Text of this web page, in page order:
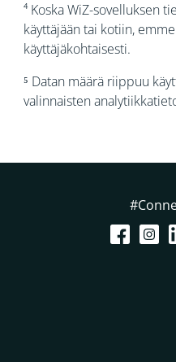
⁴ Koska WiZ-sovelluksen
käyttäjään tai kotiin,
käyttäjäkohtaisesti.
⁵ Datan määrä riippuu
valinnaisten